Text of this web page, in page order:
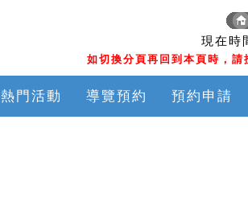
現在時
如切換分頁再回到本頁時，
熱門活動 導覽預約 預約申請